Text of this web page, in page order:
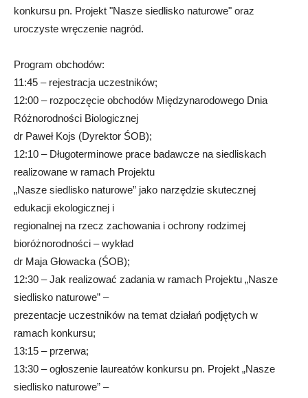
konkursu pn. Projekt "Nasze siedlisko naturowe" oraz
uroczyste wręczenie nagród.
Program obchodów:
11:45 – rejestracja uczestników;
12:00 – rozpoczęcie obchodów Międzynarodowego Dnia
Różnorodności Biologicznej
dr Paweł Kojs (Dyrektor ŚOB);
12:10 – Długoterminowe prace badawcze na siedliskach
realizowane w ramach Projektu
„Nasze siedlisko naturowe” jako narzędzie skutecznej
edukacji ekologicznej i
regionalnej na rzecz zachowania i ochrony rodzimej
bioróżnorodności – wykład
dr Maja Głowacka (ŚOB);
12:30 – Jak realizować zadania w ramach Projektu „Nasze
siedlisko naturowe” –
prezentacje uczestników na temat działań podjętych w
ramach konkursu;
13:15 – przerwa;
13:30 – ogłoszenie laureatów konkursu pn. Projekt „Nasze
siedlisko naturowe” –